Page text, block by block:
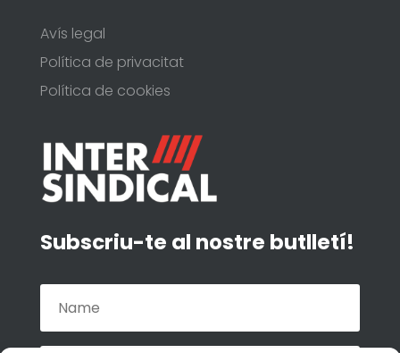
Avís legal
Política de privacitat
Política de cookies
Subscriu-te al nostre butlletí!